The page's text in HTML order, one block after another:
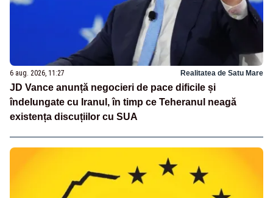
6 aug. 2026, 11:27 Realitatea de Satu Mare
JD Vance anunță negocieri de pace dificile și
îndelungate cu Iranul, în timp ce Teheranul neagă
existența discuțiilor cu SUA